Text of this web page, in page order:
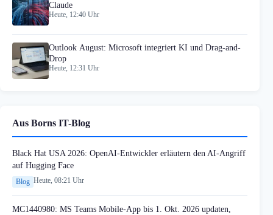
Claude
Heute, 12:40 Uhr
Outlook August: Microsoft integriert KI und Drag-and-
Drop
Heute, 12:31 Uhr
Aus Borns IT-Blog
Black Hat USA 2026: OpenAI-Entwickler erläutern den AI-Angriff
auf Hugging Face
Blog Heute, 08:21 Uhr
MC1440980: MS Teams Mobile-App bis 1. Okt. 2026 updaten,